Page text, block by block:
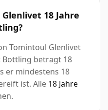
18 Jahre
Tomintoul Glenlivet
Bottling betragt 18
er mindestens 18
ist. Alle 18 Jahre